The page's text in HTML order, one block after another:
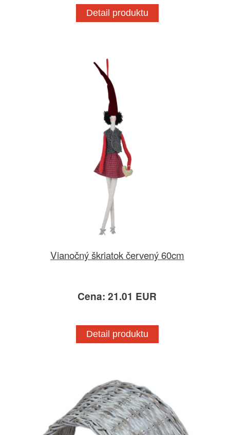
Detail produktu
Vianočný škriatok červený 60cm
Cena: 21.01 EUR
Detail produktu